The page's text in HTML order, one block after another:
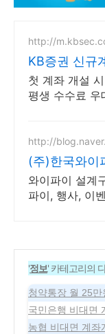
http://
KB증권 신규
국내주식쿠
첫 계좌 개설
평생 수수료 우
http://
(주)한국와이
1:1 맞춤 상담
와이파이 설계
파이, 행사, 이
'정보' 카테고리의
청약통장 월 25
도 높이기!
(0)
국민은행 비대면
(0)
농협 비대면 계좌